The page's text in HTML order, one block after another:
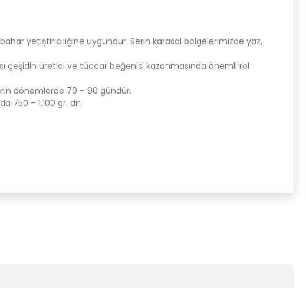
yetiştiriciliğine uygundur. Serin karasal bölgelerimizde yaz,
çeşidin üretici ve tüccar beğenisi kazanmasında önemli rol
dönemlerde 70 – 90 gündür.
750 – 1.100 gr. dır.